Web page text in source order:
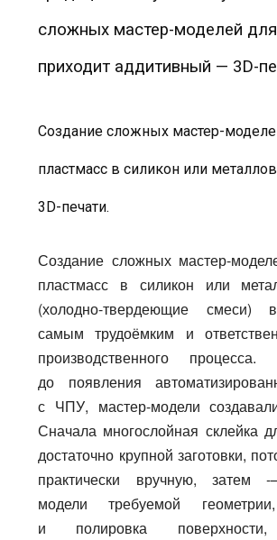
сложных мастер-моделей
приходит аддитивный — 3D-
Создание сложных мастер-
пластмасс в силикон или
3D-печати.
Создание сложных мастер-
пластмасс в силикон или
(холодно-твердеющие смеси)
самым трудоёмким и
производственного процесса.
до появления
с ЧПУ, мастер-модели
Сначала многослойная склейка
достаточно крупной заготовки,
практически вручную, затем
модели требуемой
и полировка поверхности,